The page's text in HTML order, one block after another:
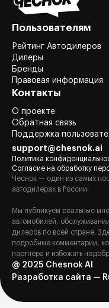
Пользователям
Рейтинг Автодилеров
Дилеры
Бренды
Правовая информация
Контакты
О проекте
Обратная связь
Поддержка
support@chesnok.ai
Политика
Согласие на обработку
Чеснок — один из самых
автодилерах в России.
Мы публикуем реальные
автомобилей,
дилеров по всей стране.
подробные комментарии,
партнёра и избежать
@ 2025 Chesnok AI
Разработка сайта —